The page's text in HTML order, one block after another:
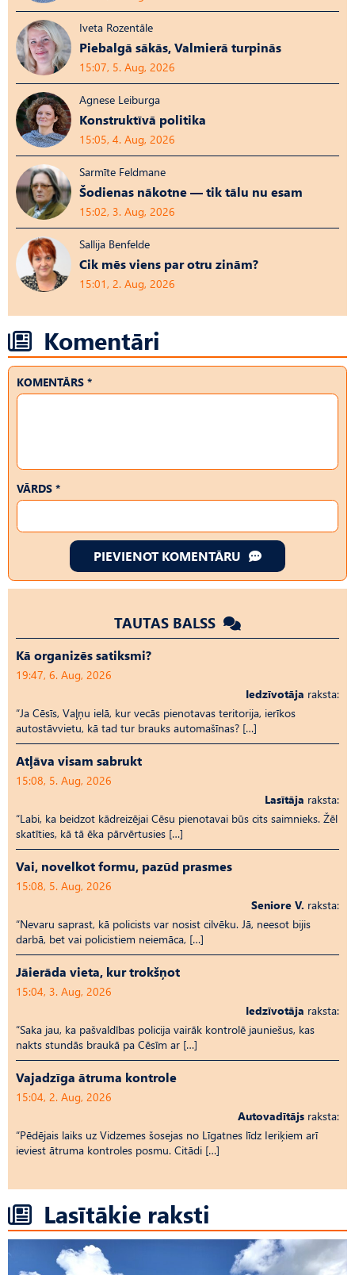
Iveta Rozentāle
Piebalgā sākās, Valmierā turpinās
15:07, 5. Aug, 2026
Agnese Leiburga
Konstruktīvā politika
15:05, 4. Aug, 2026
Sarmīte Feldmane
Šodienas nākotne — tik tālu nu esam
15:02, 3. Aug, 2026
Sallija Benfelde
Cik mēs viens par otru zinām?
15:01, 2. Aug, 2026
Komentāri
KOMENTĀRS *
VĀRDS *
PIEVIENOT KOMENTĀRU
TAUTAS BALSS
Kā organizēs satiksmi?
19:47, 6. Aug, 2026
Iedzīvotāja raksta:
“Ja Cēsīs, Vaļņu ielā, kur vecās pienotavas teritorija, ierīkos
autostāvvietu, kā tad tur brauks automašīnas? […]
Atļāva visam sabrukt
15:08, 5. Aug, 2026
Lasītāja raksta:
“Labi, ka beidzot kādreizējai Cēsu pienotavai būs cits saimnieks. Žēl
skatīties, kā tā ēka pārvērtusies […]
Vai, novelkot formu, pazūd prasmes
15:08, 5. Aug, 2026
Seniore V. raksta:
“Nevaru saprast, kā policists var nosist cilvēku. Jā, neesot bijis
darbā, bet vai policistiem neiemāca, […]
Jāierāda vieta, kur trokšņot
15:04, 3. Aug, 2026
Iedzīvotāja raksta:
“Saka jau, ka pašvaldības policija vairāk kontrolē jauniešus, kas
nakts stundās braukā pa Cēsīm ar […]
Vajadzīga ātruma kontrole
15:04, 2. Aug, 2026
Autovadītājs raksta:
“Pēdējais laiks uz Vid­ze­mes šosejas no Līgatnes līdz Ieriķiem arī
ieviest ātruma kontroles posmu. Citādi […]
Lasītākie raksti